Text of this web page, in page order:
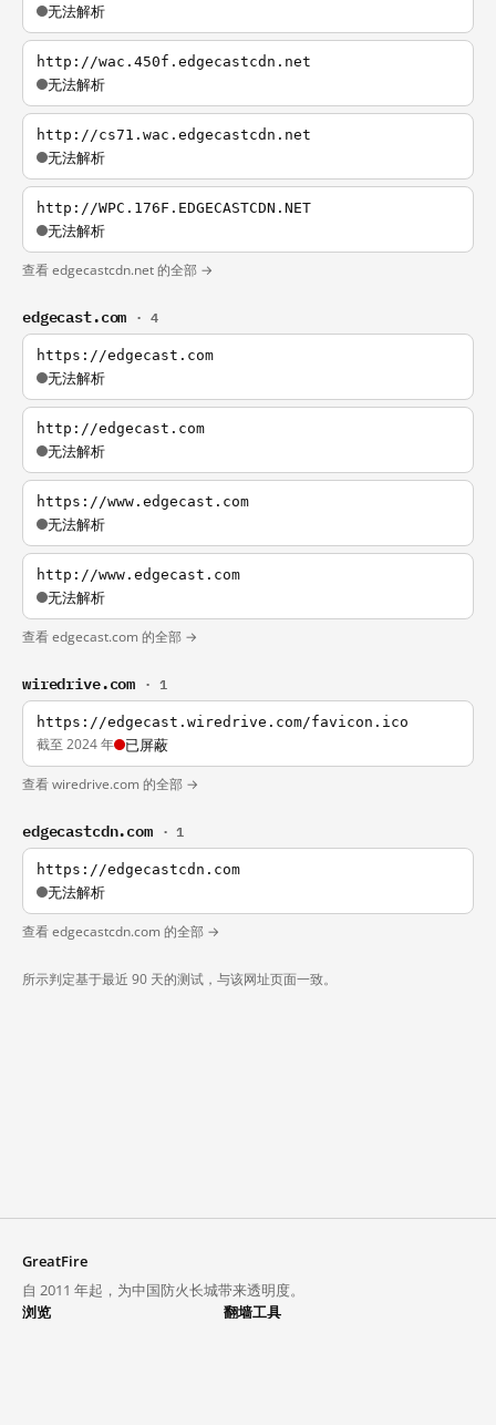
无法解析
http://wac.450f.edgecastcdn.net
无法解析
http://cs71.wac.edgecastcdn.net
无法解析
http://WPC.176F.EDGECASTCDN.NET
无法解析
查看 edgecastcdn.net 的全部 →
edgecast.com · 4
https://edgecast.com
无法解析
http://edgecast.com
无法解析
https://www.edgecast.com
无法解析
http://www.edgecast.com
无法解析
查看 edgecast.com 的全部 →
wiredrive.com · 1
https://edgecast.wiredrive.com/favicon.ico
截至 2024 年 已屏蔽
查看 wiredrive.com 的全部 →
edgecastcdn.com · 1
https://edgecastcdn.com
无法解析
查看 edgecastcdn.com 的全部 →
所示判定基于最近 90 天的测试，与该网址页面一致。
GreatFire
自 2011 年起，为中国防火长城带来透明度。
浏览
翻墙工具